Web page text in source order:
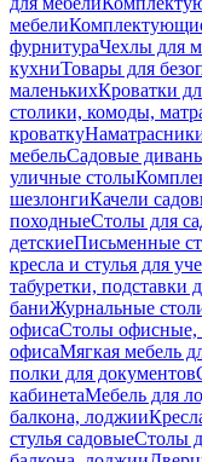
мебели
фурнитураЧехлы для
кухниТовары для
маленькихКроватки
столики, комоды,
кроватку
мебельСадовые
уличные столы
шезлонгиКачели
походныеСтолы для
детскиеПисьменные
кресла и стулья для
табуретки, подставки
баниЖурнальные
офисаСтолы офисные,
офисаМягкая мебель
полки для документов
кабинетаМебель для
балкона, лоджии
стулья садовыеСтолы